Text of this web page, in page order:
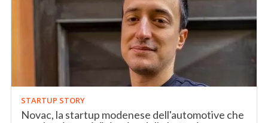
STARTUP STORY
Novac, la startup modenese dell'automotive che